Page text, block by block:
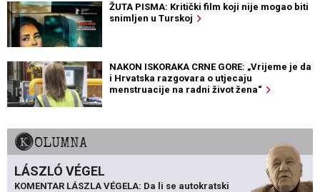
ŽUTA PISMA: Kritički film koji nije mogao biti
snimljen u Turskoj
NAKON ISKORAKA CRNE GORE: „Vrijeme je da
i Hrvatska razgovara o utjecaju
menstruacije na radni život žena“
KOLUMNA
LÁSZLÓ VÉGEL
KOMENTAR LÁSZLA VÉGELA: Da li se autokratski